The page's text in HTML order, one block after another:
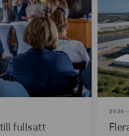
till fullsatt